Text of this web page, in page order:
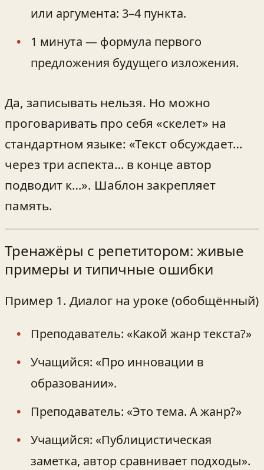
или аргумента: 3–4 пункта.
1 минута — формула первого
предложения будущего изложения.
Да, записывать нельзя. Но можно
проговаривать про себя «скелет» на
стандартном языке: «Текст обсуждает…
через три аспекта… в конце автор
подводит к…». Шаблон закрепляет
память.
Тренажёры с репетитором: живые
примеры и типичные ошибки
Пример 1. Диалог на уроке (обобщённый)
Преподаватель: «Какой жанр текста?»
Учащийся: «Про инновации в
образовании».
Преподаватель: «Это тема. А жанр?»
Учащийся: «Публицистическая
заметка, автор сравнивает подходы».